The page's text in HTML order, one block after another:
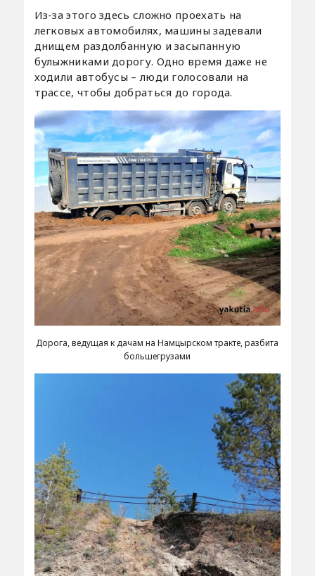
Из-за этого здесь сложно проехать на
легковых автомобилях, машины задевали
днищем раздолбанную и засыпанную
булыжниками дорогу. Одно время даже не
ходили автобусы – люди голосовали на
трассе, чтобы добраться до города.
Дорога, ведущая к дачам на Намцырском тракте, разбита
большегрузами